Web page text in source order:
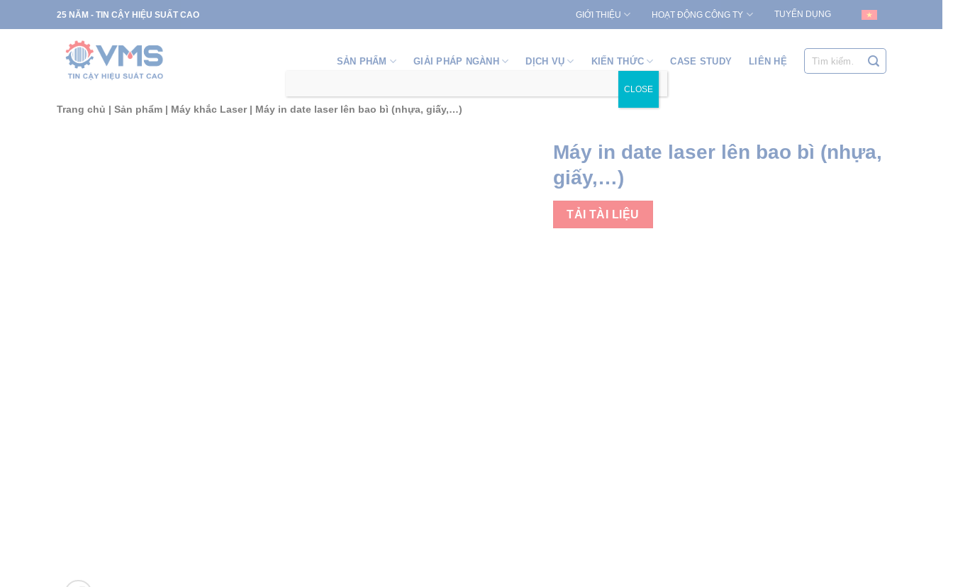
25 NĂM - TIN CẬY HIỆU SUẤT CAO GIỚI THIỆU HOẠT ĐỘNG CÔNG TY TUYỂN DỤNG
SẢN PHẨM GIẢI PHÁP NGÀNH DỊCH VỤ KIẾN THỨC CASE STUDY LIÊN HỆ
Tìm
kiếm:
Trang chủ | Sản phẩm| Máy khắc Laser| Máy in date laser lên bao bì (nhựa, giấy,…)
Máy in date laser lên bao bì (nhựa,
giấy,…)
TẢI TÀI LIỆU
CLOSE